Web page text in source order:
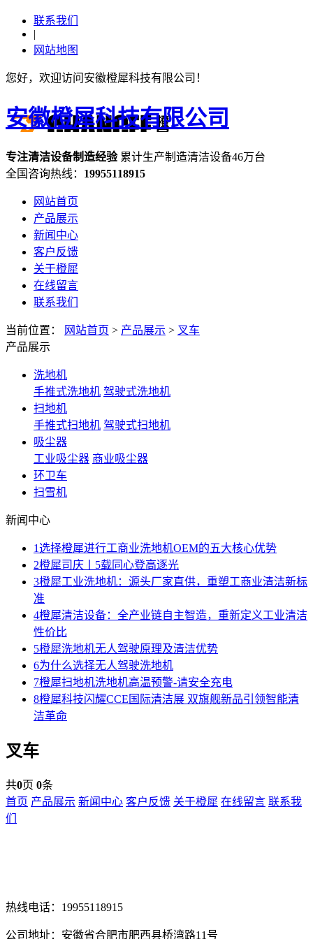
联系我们
|
网站地图
您好，欢迎访问安徽橙犀科技有限公司！
安徽橙犀科技有限公司
专注清洁设备制造经验 累计生产制造清洁设备46万台
全国咨询热线： 19955118915
网站首页
产品展示
新闻中心
客户反馈
关于橙犀
在线留言
联系我们
当前位置： 网站首页 > 产品展示 > 叉车
产品展示
洗地机
手推式洗地机 驾驶式洗地机
扫地机
手推式扫地机 驾驶式扫地机
吸尘器
工业吸尘器 商业吸尘器
环卫车
扫雪机
新闻中心
1选择橙犀进行工商业洗地机OEM的五大核心优势
2橙犀司庆丨5载同心登高逐光
3橙犀工业洗地机：源头厂家直供，重塑工商业清洁新标
准
4橙犀清洁设备：全产业链自主智造，重新定义工业清洁
性价比
5橙犀洗地机无人驾驶原理及清洁优势
6为什么选择无人驾驶洗地机
7橙犀扫地机洗地机高温预警-请安全充电
8橙犀科技闪耀CCE国际清洁展 双旗舰新品引领智能清
洁革命
叉车
共0页 0条
首页 产品展示 新闻中心 客户反馈 关于橙犀 在线留言 联系我
们
热线电话：19955118915
公司地址：安徽省合肥市肥西县桥湾路11号